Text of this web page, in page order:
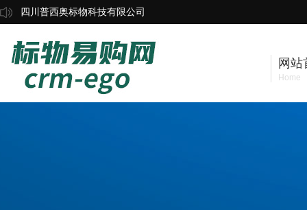
四川普西奥标物科技有限公司
网站
Home